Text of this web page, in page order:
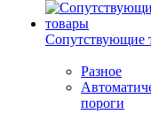
Сопутствующие
Разное
пороги